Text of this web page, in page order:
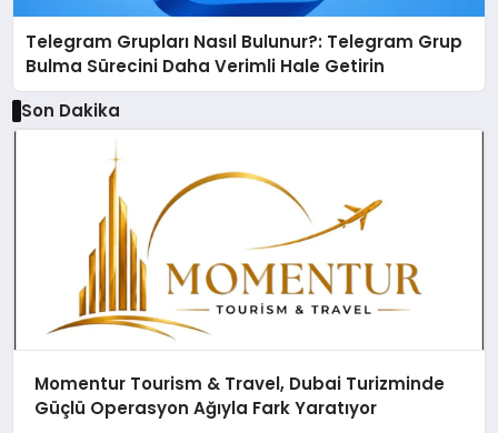
Telegram Grupları Nasıl Bulunur?: Telegram Grup
Bulma Sürecini Daha Verimli Hale Getirin
Son Dakika
Momentur Tourism & Travel, Dubai Turizminde
Güçlü Operasyon Ağıyla Fark Yaratıyor